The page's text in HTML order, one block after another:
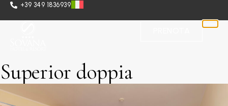
+39 349 1836939
Superior doppia